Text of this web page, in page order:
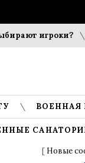
игроки?
ВОЕННАЯ
[ Новые